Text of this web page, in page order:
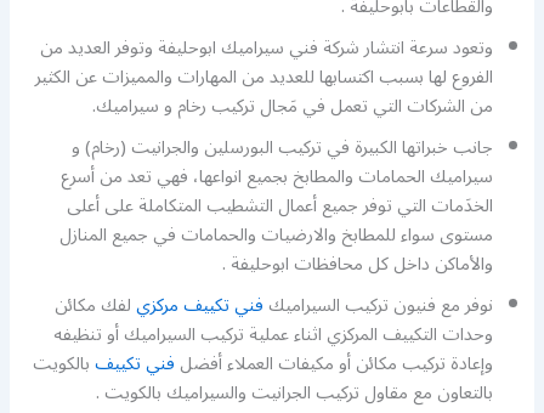
وتعود سرعة انتشار شركة فني سيراميك ابوحليفة وتوفر العديد من
الفروع لها بسبب اكتسابها للعديد من المهارات والمميزات عن الكثير
من الشركات التي تعمل في مَجال تركيب رخام و سيراميك.
جانب خبراتها الكبيرة في تركيب البورسلين والجرانيت (رخام) و
سيراميك الحمامات والمطابخ بجميع انواعها، فهي تعد من أسرع
الخدَمات التي توفر جميع أعمال التشطيب المتكاملة على أعلى
مستوى سواء للمطابخ والارضيات والحمامات في جميع المنازل
والأماكن داخل كل محافظات ابوحليفة .
نوفر مع فنيون تركيب السيراميكفني تكييف مركزيلفك مكائن
وحدات التكييف المركزي اثناء عملية تركيب السيراميك أو تنظيفه
وإعادة تركيب مكائن أو مكيفات العملاء أفضلفني تكييفبالكويت
بالتعاون مع مقاول تركيب الجرانيت والسيراميك بالكويت .